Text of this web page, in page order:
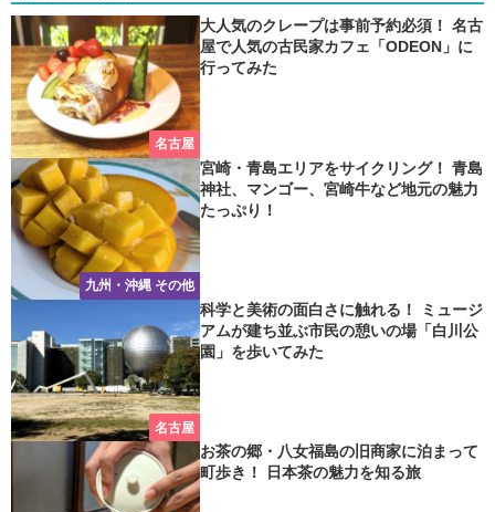
名古屋
大人気のクレープは事前予約必須！ 名古
屋で人気の古民家カフェ「ODEON」に
行ってみた
九州・沖縄 その他
宮崎・青島エリアをサイクリング！ 青島
神社、マンゴー、宮崎牛など地元の魅力
たっぷり！
名古屋
科学と美術の面白さに触れる！ ミュージ
アムが建ち並ぶ市民の憩いの場「白川公
園」を歩いてみた
お茶の郷・八女福島の旧商家に泊まって
町歩き！ 日本茶の魅力を知る旅